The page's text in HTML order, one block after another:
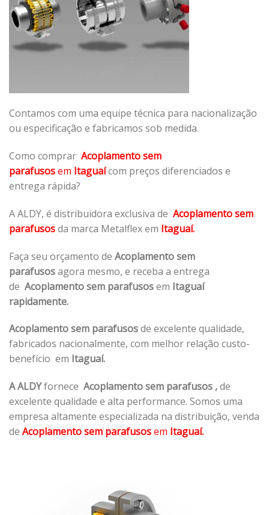
Contamos com uma equipe técnica para nacionalização
ou especificação e fabricamos sob medida.
Como comprar Acoplamento sem
parafusosem Itaguaícom preços diferenciados e
entrega rápida?
A ALDY, é distribuidora exclusiva de Acoplamento sem
parafusosda marca Metalflex em Itaguaí.
Faça seu orçamento de Acoplamento sem
parafusosagora mesmo, e receba a entrega
de Acoplamento sem parafusosem Itaguaí
rapidamente.
Acoplamento sem parafusosde excelente qualidade,
fabricados nacionalmente, com melhor relação custo-
benefício em Itaguaí.
A ALDYfornece Acoplamento sem parafusos ,de
excelente qualidade e alta performance. Somos uma
empresa altamente especializada na distribuição, venda
de Acoplamento sem parafusosem Itaguaí.